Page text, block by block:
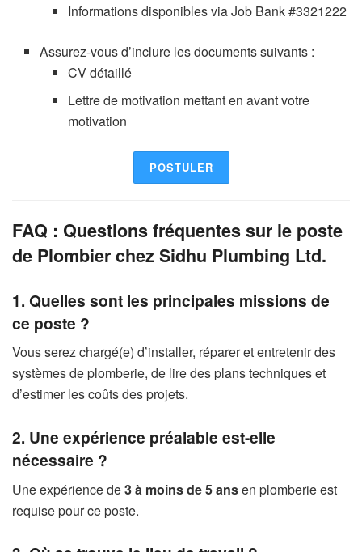
Informations disponibles via Job Bank #3321222
Assurez-vous d’inclure les documents suivants :
CV détaillé
Lettre de motivation mettant en avant votre
motivation
POSTULER
FAQ : Questions fréquentes sur le poste
de Plombier chez Sidhu Plumbing Ltd.
1. Quelles sont les principales missions de
ce poste ?
Vous serez chargé(e) d’installer, réparer et entretenir des
systèmes de plomberie, de lire des plans techniques et
d’estimer les coûts des projets.
2. Une expérience préalable est-elle
nécessaire ?
Une expérience de3 à moins de 5 ansen plomberie est
requise pour ce poste.